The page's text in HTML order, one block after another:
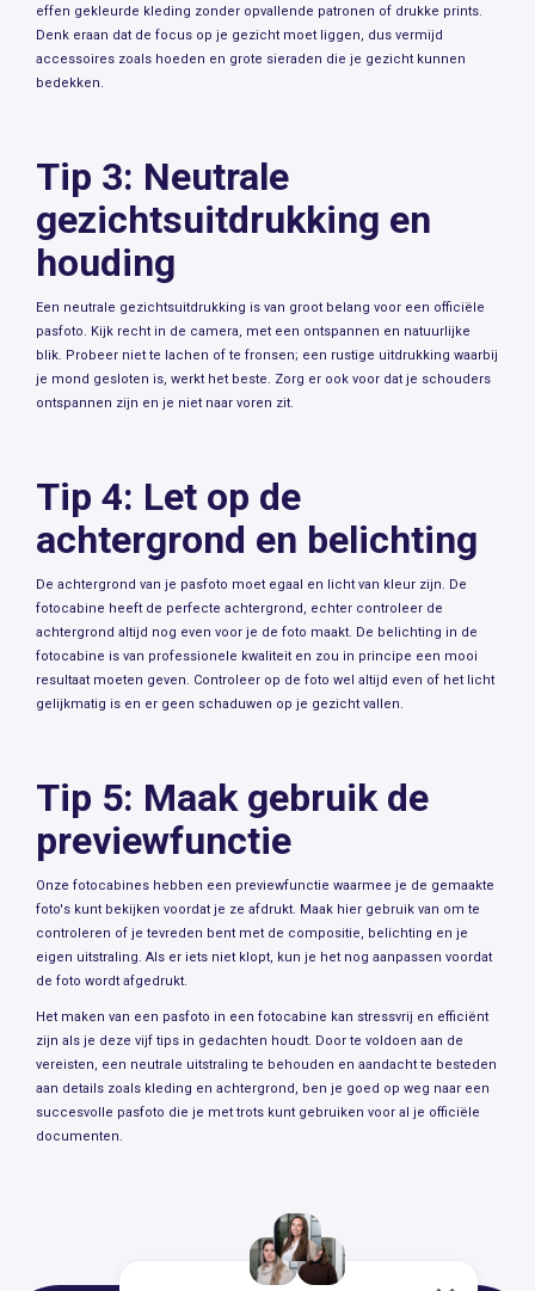
effen gekleurde kleding zonder opvallende patronen of drukke prints.
Denk eraan dat de focus op je gezicht moet liggen, dus vermijd
accessoires zoals hoeden en grote sieraden die je gezicht kunnen
bedekken.
Tip 3: Neutrale
gezichtsuitdrukking en
houding
Een neutrale gezichtsuitdrukking is van groot belang voor een officiële
pasfoto. Kijk recht in de camera, met een ontspannen en natuurlijke
blik. Probeer niet te lachen of te fronsen; een rustige uitdrukking waarbij
je mond gesloten is, werkt het beste. Zorg er ook voor dat je schouders
ontspannen zijn en je niet naar voren zit.
Tip 4: Let op de
achtergrond en belichting
De achtergrond van je pasfoto moet egaal en licht van kleur zijn. De
fotocabine heeft de perfecte achtergrond, echter controleer de
achtergrond altijd nog even voor je de foto maakt. De belichting in de
fotocabine is van professionele kwaliteit en zou in principe een mooi
resultaat moeten geven. Controleer op de foto wel altijd even of het licht
gelijkmatig is en er geen schaduwen op je gezicht vallen.
Tip 5: Maak gebruik de
previewfunctie
Onze fotocabines hebben een previewfunctie waarmee je de gemaakte
foto's kunt bekijken voordat je ze afdrukt. Maak hier gebruik van om te
controleren of je tevreden bent met de compositie, belichting en je
eigen uitstraling. Als er iets niet klopt, kun je het nog aanpassen voordat
de foto wordt afgedrukt.
Het maken van een pasfoto in een fotocabine kan stressvrij en efficiënt
zijn als je deze vijf tips in gedachten houdt. Door te voldoen aan de
vereisten, een neutrale uitstraling te behouden en aandacht te besteden
aan details zoals kleding en achtergrond, ben je goed op weg naar een
succesvolle pasfoto die je met trots kunt gebruiken voor al je officiële
documenten.